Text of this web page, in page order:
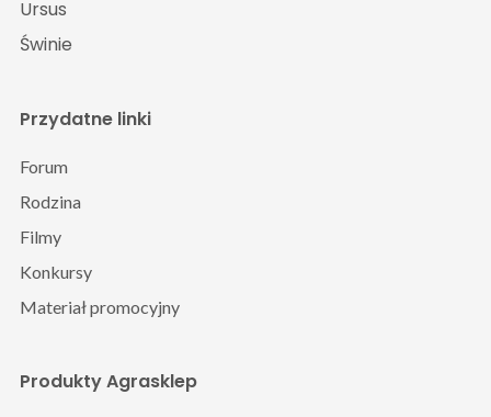
Ursus
Świnie
Produkty Agrasklep
Przydatne linki
Forum
Rodzina
Filmy
Konkursy
Materiał promocyjny